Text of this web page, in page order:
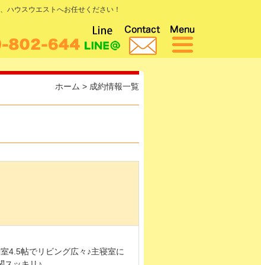
ハウスウエストへお任せください！
ホーム > 成約情報一覧
4.5帖でリビング広々♪主寝室に